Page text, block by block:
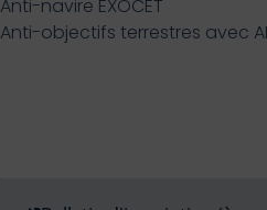
Anti-navire EXOCET
Anti-objectifs terrestres avec